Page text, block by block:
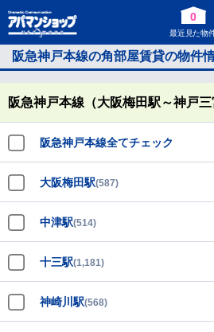
0
最近見た物
阪急神戸本線の角部屋賃貸の物件
阪急神戸本線（大阪梅田駅～神戸三
阪急神戸本線全てチェック
大阪梅田駅(587)
中津駅(514)
十三駅(1,181)
神崎川駅(568)